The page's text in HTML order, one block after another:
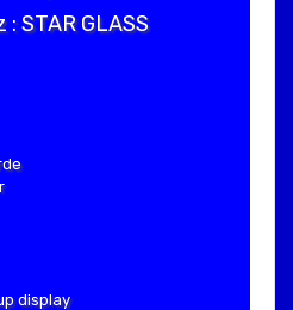
STAR GLASS
display